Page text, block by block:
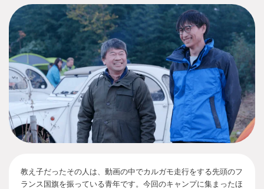
教え子だったその人は、動画の中でカルガモ走行をする先頭のフ
ランス国旗を振っている青年です。今回のキャンプに集まったほ